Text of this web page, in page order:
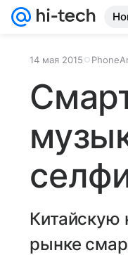
14 мая 2015
Китайскую
рынке